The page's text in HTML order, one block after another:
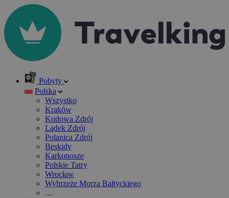
Pobyty
Polska
Wszystko
Kraków
Kudowa Zdrój
Lądek Zdrój
Polanica Zdrój
Beskidy
Karkonosze
Polskie Tatry
Wrocław
Wybrzeże Morza Bałtyckiego
…